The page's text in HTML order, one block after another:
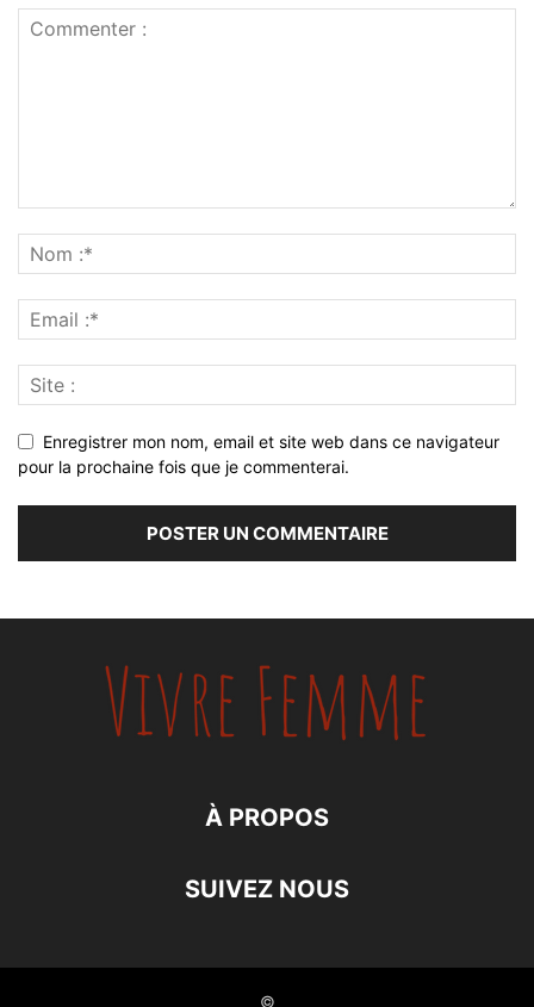
Enregistrer mon nom, email et site web dans ce navigateur
pour la prochaine fois que je commenterai.
À PROPOS
SUIVEZ NOUS
©